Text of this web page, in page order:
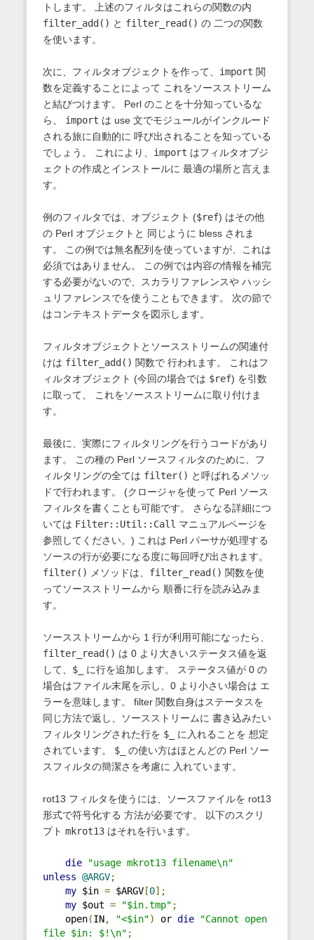
トします。 上述のフィルタはこれらの関数の内
filter_add() と filter_read() の 二つの関数
を使います。
次に、フィルタオブジェクトを作って、 import 関
数を定義することによって これをソースストリーム
と結びつけます。 Perl のことを十分知っているな
ら、 import は use 文でモジュールがインクルード
される旅に自動的に 呼び出されることを知っている
でしょう。 これにより、 import はフィルタオブジ
ェクトの作成とインストールに 最適の場所と言えま
す。
例のフィルタでは、オブジェクト ($ref) はその他
の Perl オブジェクトと 同じように bless されま
す。 この例では無名配列を使っていますが、これは
必須ではありません。 この例では内容の情報を補完
する必要がないので、スカラリファレンスや ハッシ
ュリファレンスでを使うこともできます。 次の節で
はコンテキストデータを図示します。
フィルタオブジェクトとソースストリームの関連付
けは filter_add() 関数で 行われます。 これはフ
ィルタオブジェクト (今回の場合では $ref) を引数
に取って、 これをソースストリームに取り付けま
す。
最後に、実際にフィルタリングを行うコードがあり
ます。 この種の Perl ソースフィルタのために、フ
ィルタリングの全ては filter() と呼ばれるメソッ
ドで行われます。 (クロージャを使って Perl ソース
フィルタを書くことも可能です。 さらなる詳細につ
いては Filter::Util::Call マニュアルページを
参照してください。) これは Perl パーサが処理する
ソースの行が必要になる度に毎回呼び出されます。
filter()
メソッドは、 filter_read() 関数を使
ってソースストリームから 順番に行を読み込みま
す。
ソースストリームから 1 行が利用可能になったら、
filter_read() は 0 より大きいステータス値を返
して、 $_
に行を追加します。 ステータス値が 0 の
場合はファイル末尾を示し、0 より小さい場合は エ
ラーを意味します。 filter 関数自身はステータスを
同じ方法で返し、ソースストリームに 書き込みたい
フィルタリングされた行を $_
に入れることを 想定
されています。 $_
の使い方はほとんどの Perl ソー
スフィルタの簡潔さを考慮に 入れています。
rot13 フィルタを使うには、ソースファイルを rot13
形式で符号化する 方法が必要です。 以下のスクリ
プト mkrot13はそれを行います。
die
"usage mkrot13 filename\n"
unless @ARGV;
my $in = $ARGV[0];
my $out = "$in.tmp" ;
open(IN, "<$in") or die
"Cannot open
file $in: $!\n" ;